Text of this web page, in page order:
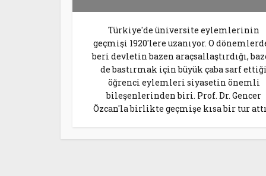
Türkiye'de üniversite eylemlerinin
geçmişi 1920'lere uzanıyor. O
beri devletin bazen araçsallaştırdığı,
de bastırmak için büyük çaba sarf ettiği
öğrenci eylemleri siyasetin önemli
bileşenlerinden biri. Prof. Dr. Gencer
Özcan'la birlikte geçmişe kısa bir tur